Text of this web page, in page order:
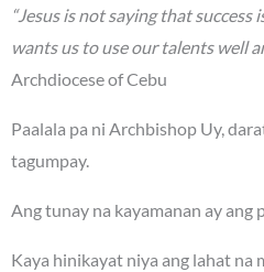
“Jesus is not saying that
wants us to use our talents well
Archdiocese of Cebu
Paalala pa ni Archbishop Uy,
tagumpay.
Ang tunay na kayamanan ay ang
Kaya hinikayat niya ang lahat na